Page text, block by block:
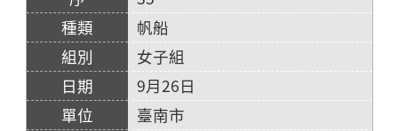
帆船
女子組
9月26日
臺南市